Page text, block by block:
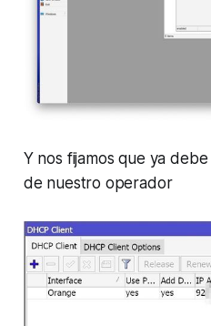
Y nos fijamos que ya
de nuestro operador